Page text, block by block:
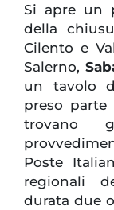
Si apre un
della
Cilento e
Salerno,
un tavolo
preso
trovano
Poste
regionali
durata due